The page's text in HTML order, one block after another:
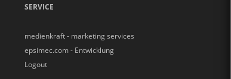
SERVICE
medienkraft - marketing services
epsimec.com - Entwicklung
Logout